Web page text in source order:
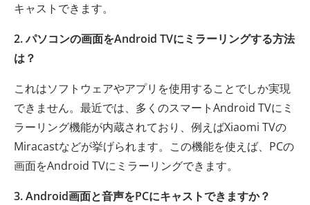
キャストできます。
2. パソコンの画面をAndroid TVにミラーリングする方法
は？
これはソフトウェアやアプリを使用することでしか実現
できません。最近では、多くのスマートAndroid TVにミ
ラーリング機能が内蔵されており、例えばXiaomi TVの
Miracastなどが挙げられます。この機能を使えば、PCの
画面をAndroid TVにミラーリングできます。
3. Android画面と音声をPCにキャストできますか？